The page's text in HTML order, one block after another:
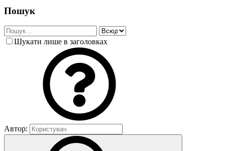
Пошук
Шукати лише в заголовках
Автор: